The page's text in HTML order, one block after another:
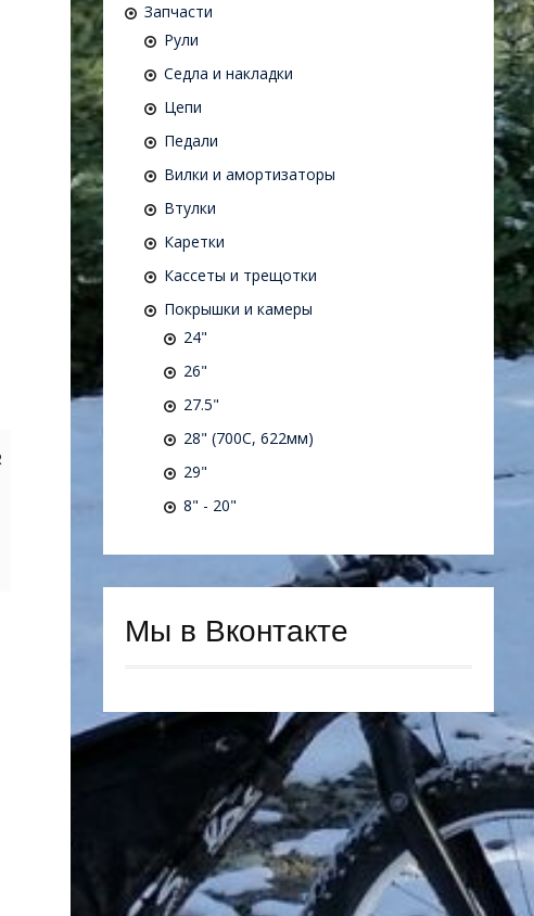
Запчасти
Рули
Седла и накладки
Цепи
Педали
Вилки и амортизаторы
Втулки
Каретки
Кассеты и трещотки
Покрышки и камеры
24"
26"
27.5"
28" (700C, 622мм)
29"
8" - 20"
Мы в Вконтакте